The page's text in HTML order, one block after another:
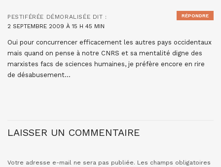
PESTIFÉRÉE DÉMORALISÉE DIT :
2 SEPTEMBRE 2009 À 15 H 45 MIN
Oui pour concurrencer efficacement les autres pays occidentaux
mais quand on pense à notre CNRS et sa mentalité digne des
marxistes facs de sciences humaines, je préfère encore en rire
de désabusement…
RÉPONDRE
LAISSER UN COMMENTAIRE
Votre adresse e-mail ne sera pas publiée. Les champs obligatoires